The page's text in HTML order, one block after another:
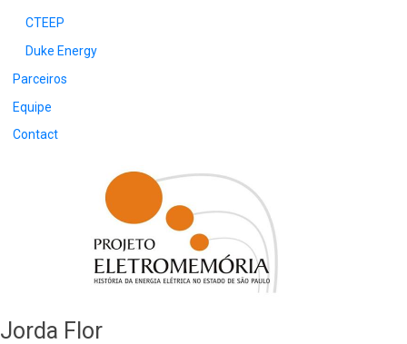
CTEEP
Duke Energy
Parceiros
Equipe
Contact
Jorda Flor